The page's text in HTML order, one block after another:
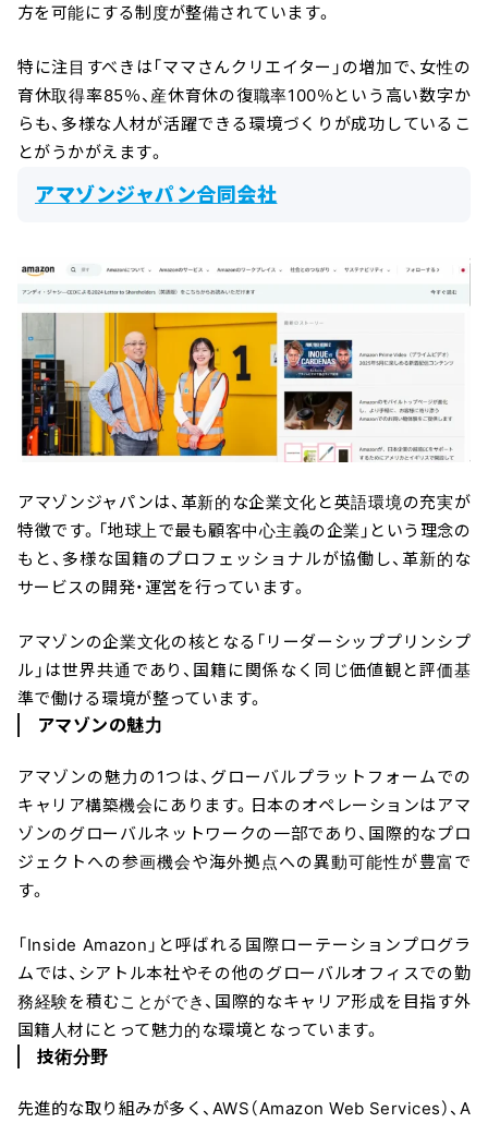
方を可能にする制度が整備されています。
特に注目すべきは「ママさんクリエイター」の増加で、女性の
育休取得率85％、産休育休の復職率100％という高い数字か
らも、多様な人材が活躍できる環境づくりが成功しているこ
とがうかがえます。
アマゾンジャパン合同会社
アマゾンジャパンは、革新的な企業文化と英語環境の充実が
特徴です。「地球上で最も顧客中心主義の企業」という理念の
もと、多様な国籍のプロフェッショナルが協働し、革新的な
サービスの開発・運営を行っています。
アマゾンの企業文化の核となる「リーダーシッププリンシプ
ル」は世界共通であり、国籍に関係なく同じ価値観と評価基
準で働ける環境が整っています。
アマゾンの魅力
アマゾンの魅力の1つは、グローバルプラットフォームでの
キャリア構築機会にあります。日本のオペレーションはアマ
ゾンのグローバルネットワークの一部であり、国際的なプロ
ジェクトへの参画機会や海外拠点への異動可能性が豊富で
す。
「Inside Amazon」と呼ばれる国際ローテーションプログラ
ムでは、シアトル本社やその他のグローバルオフィスでの勤
務経験を積むことができ、国際的なキャリア形成を目指す外
国籍人材にとって魅力的な環境となっています。
技術分野
先進的な取り組みが多く、AWS（Amazon Web Services）、A